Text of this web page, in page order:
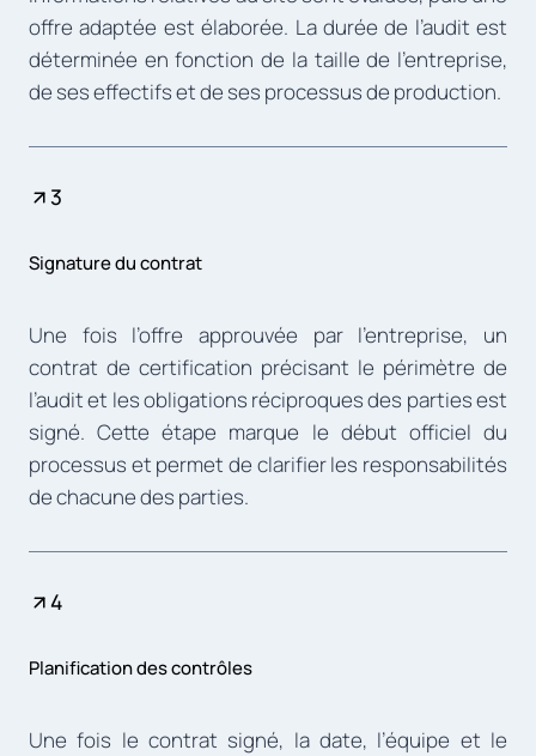
offre adaptée est élaborée. La durée de l’audit est
déterminée en fonction de la taille de l’entreprise,
de ses effectifs et de ses processus de production.
3
Signature du contrat
Une fois l’offre approuvée par l’entreprise, un
contrat de certification précisant le périmètre de
l’audit et les obligations réciproques des parties est
signé. Cette étape marque le début officiel du
processus et permet de clarifier les responsabilités
de chacune des parties.
4
Planification des contrôles
Une fois le contrat signé, la date, l’équipe et le